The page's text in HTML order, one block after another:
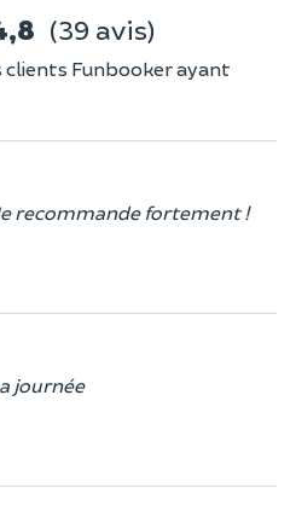
(39 avis)
clients Funbooker ayant
recommande fortement !
journée